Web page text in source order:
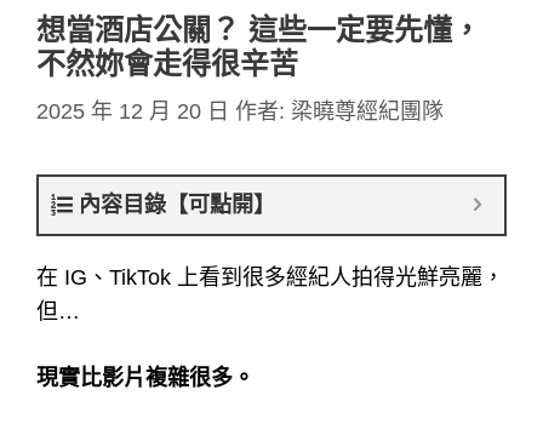
想當酒店公關？ 這些一定要先懂，
不然妳會走得很辛苦
2025 年 12 月 20 日 作者: 梁曉尊經紀團隊
內容目錄【可點開】
在 IG、TikTok 上看到很多經紀人拍得光鮮亮麗，
但…
現實比影片複雜很多。